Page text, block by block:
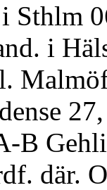
Sthlm
i
B
där.